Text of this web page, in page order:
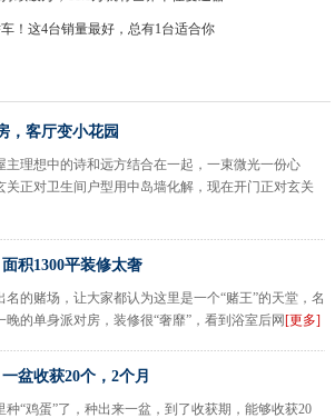
！这4台销量最好，总有1台适合你
，客厅变小花园
主理想中的诗和远方结合在一起，一束微光一份心
关正对卫生间户型用中岛墙化解，现在开门正对玄关
积1300平装修太奢
的赌场，让大家都认为这里是一个“赌王”的天堂，名
的单身派对房，装修很“奢靡”，看到浴室后网[更多]
盆收获20个，2个月
“鸡蛋”了，种出来一盆，到了收获期，能够收获20